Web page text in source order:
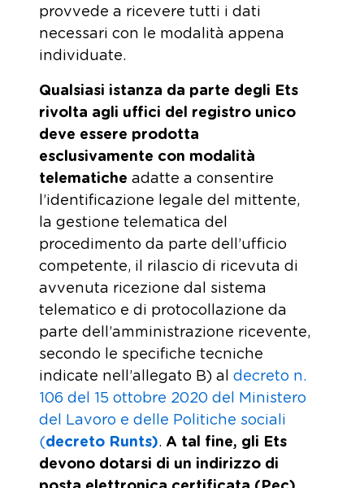
provvede a ricevere tutti i dati
necessari con le modalità appena
individuate.
Qualsiasi istanza da parte degli Ets
rivolta agli uffici del registro unico
deve essere prodotta
esclusivamente con modalità
telematiche adatte a consentire
l’identificazione legale del mittente,
la gestione telematica del
procedimento da parte dell’ufficio
competente, il rilascio di ricevuta di
avvenuta ricezione dal sistema
telematico e di protocollazione da
parte dell’amministrazione ricevente,
secondo le specifiche tecniche
indicate nell’allegato B) al decreto n.
106 del 15 ottobre 2020 del Ministero
del Lavoro e delle Politiche sociali
(decreto Runts). A tal fine, gli Ets
devono dotarsi di un indirizzo di